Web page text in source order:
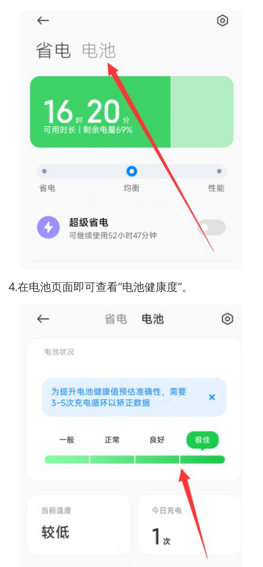
4.在电池页面即可查看“电池健康度”。